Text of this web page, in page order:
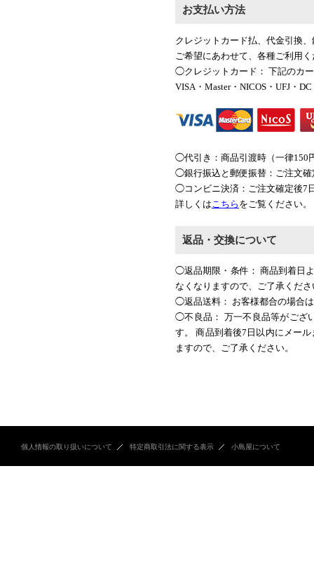
お支払い方法
クレジットカード払、代金引換
ご希望にあわせて、各種ご利用
◯クレジットカード： 下記のカ
VISA・Master・NICOS・UFJ・
◯代引き：商品引渡時（一律150
◯銀行振込と郵便振替：ご注文確
◯コンビニ決済：ご注文確定後7
詳しくはこちら をご覧ください。
返品・交換について
◯返品期限・条件： 商品到着日
なくなりますので、ご了承くださ
◯返品送料： お客様都合の場合
◯不良品： 万一不良品等がござ
す。 商品到着後7日以内にメー
ますので、ご了承ください。
個人情報の取り扱いについて 特定商取引法に関する表示 小島屋について